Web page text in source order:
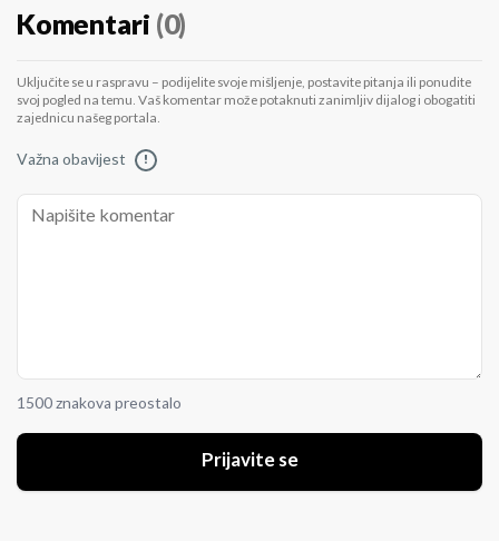
Komentari (0)
Uključite se u raspravu – podijelite svoje mišljenje, postavite pitanja ili ponudite
svoj pogled na temu. Vaš komentar može potaknuti zanimljiv dijalog i obogatiti
zajednicu našeg portala.
Važna obavijest !
1500 znakova preostalo
Prijavite se